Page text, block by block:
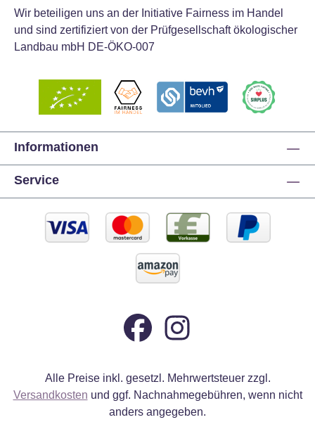
Wir beteiligen uns an der Initiative Fairness im Handel
und sind zertifiziert von der Prüfgesellschaft ökologischer
Landbau mbH DE-ÖKO-007
Informationen
Service
Alle Preise inkl. gesetzl. Mehrwertsteuer zzgl.
Versandkosten und ggf. Nachnahmegebühren, wenn nicht
anders angegeben.